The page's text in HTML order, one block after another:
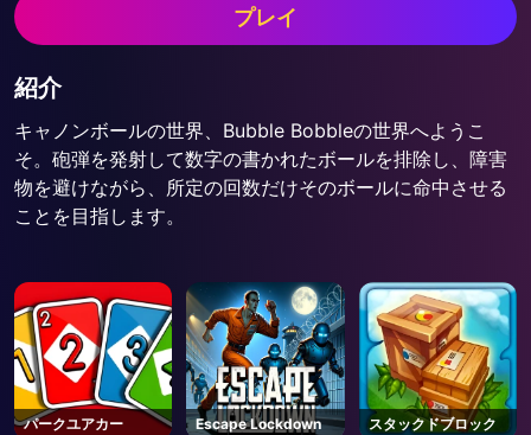
プレイ
紹介
キャノンボールの世界、Bubble Bobbleの世界へようこ
そ。砲弾を発射して数字の書かれたボールを排除し、障害
物を避けながら、所定の回数だけそのボールに命中させる
ことを目指します。
パークユアカー Escape Lockdown スタックドブロック